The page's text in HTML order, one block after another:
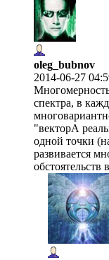
oleg_bubnov
2014-06-27
спектра, в
"векторА
одной точки
развивается